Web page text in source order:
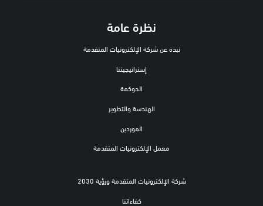
نظرة عامة
نبذة عن شركة الإلكترونيات المتقدمة
إستراتيجيتنا
الحوكمة
الهندسة والتطوير
الموردين
معمل الإلكترونيات المتقدمة
شركة الإلكترونيات المتقدمة ورؤية 2030
كفاءاتنا